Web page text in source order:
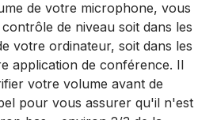
de votre microphone, vous
de niveau soit dans les
votre ordinateur, soit dans les
application de conférence. Il
votre volume avant de
pour vous assurer qu'il n'est